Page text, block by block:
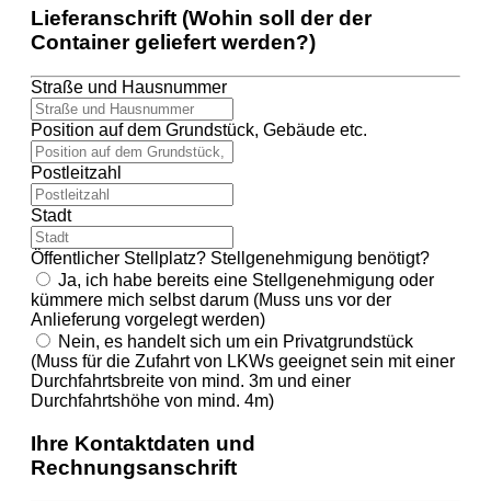
Lieferanschrift (Wohin soll der der
Container geliefert werden?)
Straße und Hausnummer
Position auf dem Grundstück, Gebäude etc.
Postleitzahl
Stadt
Öffentlicher Stellplatz? Stellgenehmigung benötigt?
Ja, ich habe bereits eine Stellgenehmigung oder
kümmere mich selbst darum (Muss uns vor der
Anlieferung vorgelegt werden)
Nein, es handelt sich um ein Privatgrundstück
(Muss für die Zufahrt von LKWs geeignet sein mit einer
Durchfahrtsbreite von mind. 3m und einer
Durchfahrtshöhe von mind. 4m)
Ihre Kontaktdaten und
Rechnungsanschrift